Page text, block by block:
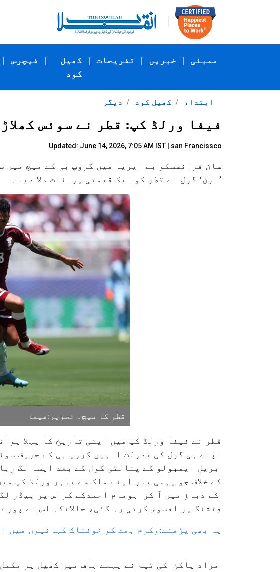
| فیچرس |
کھیل
کود
| تفریحات | خبریں | ممبئی
دیگر کھیل کود ابتداء
فیفا ورلڈ کپ: قطر نے سوئس
Updated: June 14, 2026, 7:05 AM IST | san Francissco
سان فرانسسکو بے ایریا میں گروپ بی کے میچ
’اون‘ گول نے قطر کو ایک قیمتی پوائنٹ دلا دیا۔
قطر کا میچ۔ تصویر:فیفا
قطر نے فیفا ورلڈ کپ میں اپنی تاریخ کا پہلا
بریل ایمبولو کے پنالٹی گول کے بعد ایسا لگ
کے خلاف جو پہلی بار اپنے ملک سے باہر ورلڈ کپ
کے دباؤ میں آ کر ہومام احمدکے کراس پر ہیڈر
فِنشنگ پر افسوس کرتی رہ گئی، حالانکہ اس نے پورے میچ میں ۲۶؍
یہ بھی پڑھئے:وکرم بھٹ کو خوفناک کہانیوں میں
مراد یاکن کی ٹیم نے پہلے ہاف میں کھیل پر